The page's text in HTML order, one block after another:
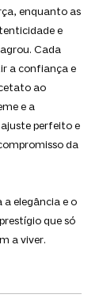
enquanto as
e
Cada
a confiança e
ao
e a
perfeito e
da
a elegância e o
que só
a viver.